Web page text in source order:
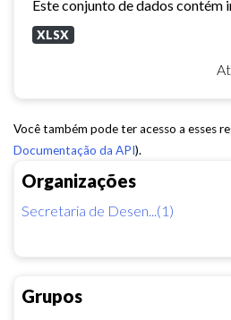
Organizações
Secretaria de Desen...(1)
Grupos
XLSX
Você também pode ter acesso a esses
Documentação da API).